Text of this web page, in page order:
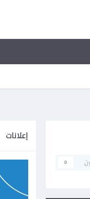
0
إعلانات